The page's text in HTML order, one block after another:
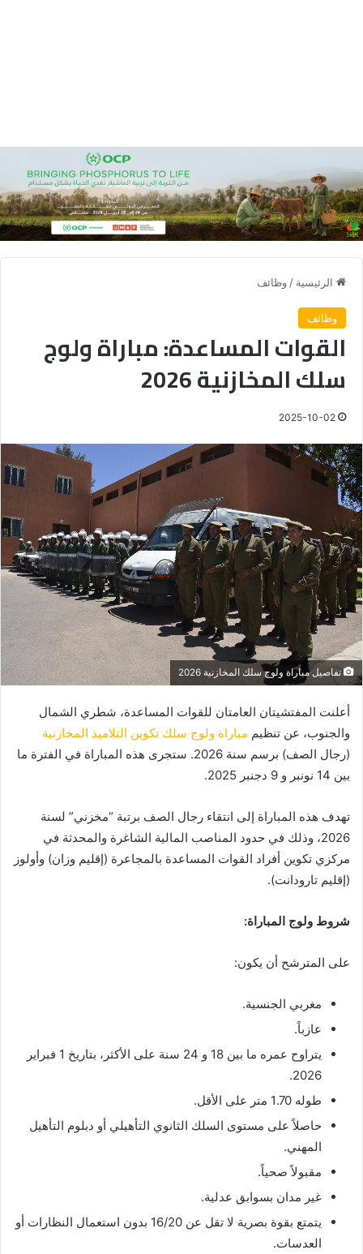
الرئيسية / وظائف
وظائف
القوات المساعدة: مباراة ولوج
سلك المخازنية 2026
2025-10-02
تفاصيل مباراة ولوج سلك المخازنية 2026
أعلنت المفتشيتان العامتان للقوات المساعدة، شطري الشمال
والجنوب، عن تنظيم مباراة ولوج سلك تكوين التلاميذ المخازنية
(رجال الصف) برسم سنة 2026. ستجرى هذه المباراة في الفترة ما
بين 14 نونبر و 9 دجنبر 2025.
تهدف هذه المباراة إلى انتقاء رجال الصف برتبة “مخزني” لسنة
2026، وذلك في حدود المناصب المالية الشاغرة والمحدثة في
مركزي تكوين أفراد القوات المساعدة بالمجاعرة (إقليم وزان) وأولوز
(إقليم تارودانت).
شروط ولوج المباراة:
على المترشح أن يكون:
مغربي الجنسية.
عازباً.
يتراوح عمره ما بين 18 و 24 سنة على الأكثر، بتاريخ 1 فبراير
2026.
طوله 1.70 متر على الأقل.
حاصلاً على مستوى السلك الثانوي التأهيلي أو دبلوم التأهيل
المهني.
مقبولاً صحياً.
غير مدان بسوابق عدلية.
يتمتع بقوة بصرية لا تقل عن 16/20 بدون استعمال النظارات أو
العدسات.